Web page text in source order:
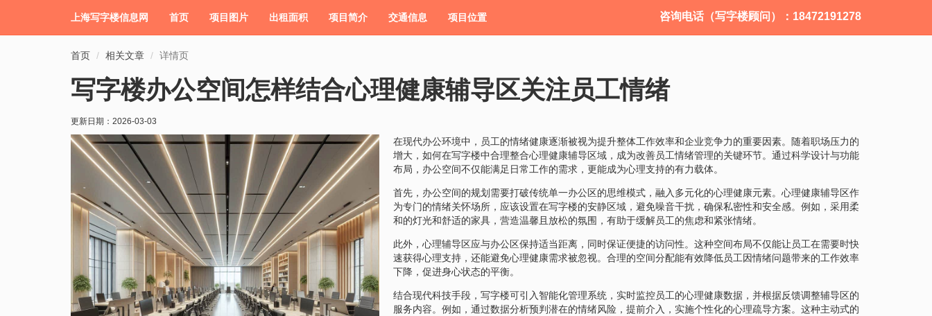
上海写字楼信息网 首页 项目图片 出租面积 项目简介 交通信息 项目位置 咨询电话（写字楼顾问）：18472191278
首页 相关文章 详情页
写字楼办公空间怎样结合心理健康辅导区关注员工情绪
更新日期： 2026-03-03
在现代办公环境中，员工的情绪健康逐渐被视为提升整体工作效率和企业竞争力的重要因素。随着职场压力的
增大，如何在写字楼中合理整合心理健康辅导区域，成为改善员工情绪管理的关键环节。通过科学设计与功能
布局，办公空间不仅能满足日常工作的需求，更能成为心理支持的有力载体。
首先，办公空间的规划需要打破传统单一办公区的思维模式，融入多元化的心理健康元素。心理健康辅导区作
为专门的情绪关怀场所，应该设置在写字楼的安静区域，避免噪音干扰，确保私密性和安全感。例如，采用柔
和的灯光和舒适的家具，营造温馨且放松的氛围，有助于缓解员工的焦虑和紧张情绪。
此外，心理辅导区应与办公区保持适当距离，同时保证便捷的访问性。这种空间布局不仅能让员工在需要时快
速获得心理支持，还能避免心理健康需求被忽视。合理的空间分配能有效降低员工因情绪问题带来的工作效率
下降，促进身心状态的平衡。
结合现代科技手段，写字楼可引入智能化管理系统，实时监控员工的心理健康数据，并根据反馈调整辅导区的
服务内容。例如，通过数据分析预判潜在的情绪风险，提前介入，实施个性化的心理疏导方案。这种主动式的